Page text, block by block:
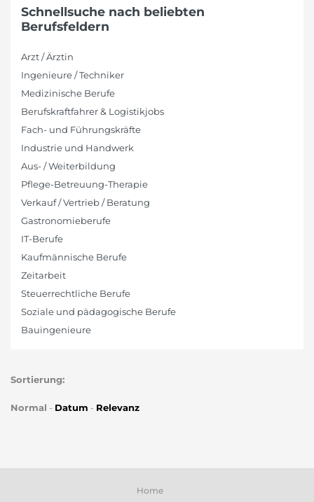
Schnellsuche nach beliebten
Berufsfeldern
Arzt / Ärztin
Ingenieure / Techniker
Medizinische Berufe
Berufskraftfahrer & Logistikjobs
Fach- und Führungskräfte
Industrie und Handwerk
Aus- / Weiterbildung
Pflege-Betreuung-Therapie
Verkauf / Vertrieb / Beratung
Gastronomieberufe
IT-Berufe
Kaufmännische Berufe
Zeitarbeit
Steuerrechtliche Berufe
Soziale und pädagogische Berufe
Bauingenieure
Sortierung:
Normal - Datum - Relevanz
Home